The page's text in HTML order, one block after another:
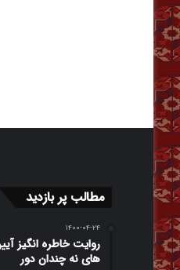
مطالب پر بازدید
۱۴۰۰-۰۴-۲۴
روایت خاطره انگیز
های نه چندان دور